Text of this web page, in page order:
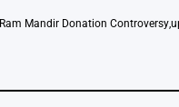
Ram Mandir Donation Controversy,